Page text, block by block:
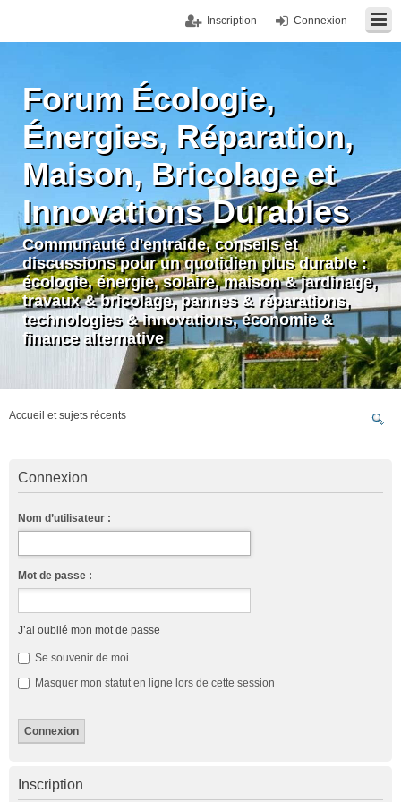
Connexion
Inscription
Forum Écologie,
Énergies, Réparation,
Maison, Bricolage et
Innovations Durables
Communauté d'entraide, conseils et
discussions pour un quotidien plus durable :
écologie, énergie, solaire, maison & jardinage,
travaux & bricolage, pannes & réparations,
technologies & innovations, économie &
finance alternative
Accueil et sujets récents
Connexion
Nom d’utilisateur :
Mot de passe :
J’ai oublié mon mot de passe
Se souvenir de moi
Masquer mon statut en ligne lors de cette session
Inscription